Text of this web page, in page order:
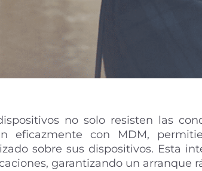
no solo resisten las
eficazmente con MDM,
sobre sus dispositivos. Esta
garantizando un arranque